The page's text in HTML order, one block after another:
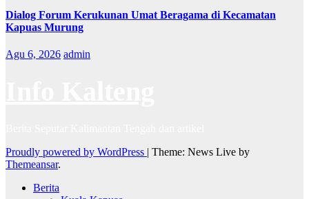
Dialog Forum Kerukunan Umat Beragama di Kecamatan
Kapuas Murung
Agu 6, 2026 admin
Proudly powered by WordPress | Theme: News Live by
Themeansar.
Berita